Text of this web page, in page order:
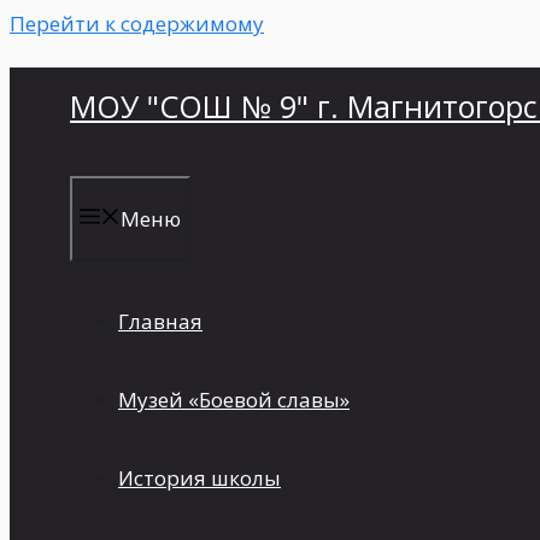
Перейти к содержимому
МОУ "СОШ № 9" г.
Меню
Главная
Музей «Боевой славы»
История школы